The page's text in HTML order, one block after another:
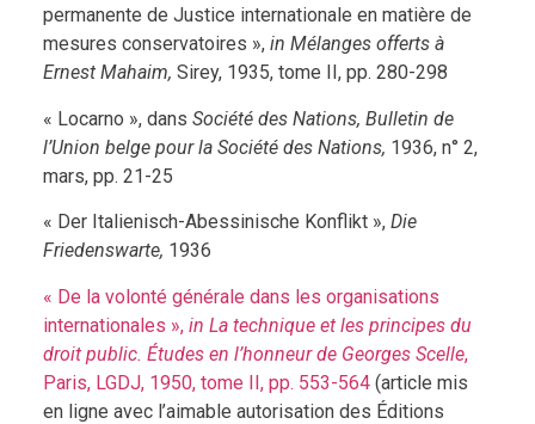
permanente de Justice internationale en matière de
mesures conservatoires », in Mélanges offerts à
Ernest Mahaim, Sirey, 1935, tome II, pp. 280-298
« Locarno », dans Société des Nations, Bulletin de
l’Union belge pour la Société des Nations, 1936, n° 2,
mars, pp. 21-25
« Der Italienisch-Abessinische Konflikt », Die
Friedenswarte, 1936
« De la volonté générale dans les organisations
internationales », in La technique et les principes du
droit public. Études en l’honneur de Georges Scelle,
Paris, LGDJ, 1950, tome II, pp. 553-564(article mis
en ligne avec l’aimable autorisation des Éditions